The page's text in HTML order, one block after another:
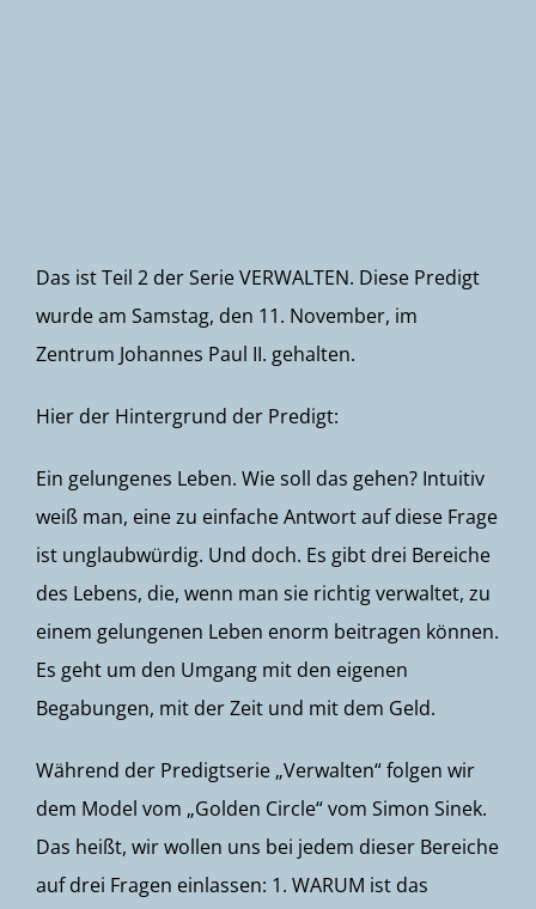
Das ist Teil 2 der Serie VERWALTEN. Diese Predigt
wurde am Samstag, den 11. November, im
Zentrum Johannes Paul II. gehalten.
Hier der Hintergrund der Predigt:
Ein gelungenes Leben. Wie soll das gehen? Intuitiv
weiß man, eine zu einfache Antwort auf diese Frage
ist unglaubwürdig. Und doch. Es gibt drei Bereiche
des Lebens, die, wenn man sie richtig verwaltet, zu
einem gelungenen Leben enorm beitragen können.
Es geht um den Umgang mit den eigenen
Begabungen, mit der Zeit und mit dem Geld.
Während der Predigtserie „Verwalten“ folgen wir
dem Model vom „Golden Circle“ vom Simon Sinek.
Das heißt, wir wollen uns bei jedem dieser Bereiche
auf drei Fragen einlassen: 1. WARUM ist das